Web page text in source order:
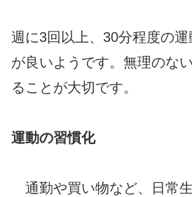
週に3回以上、30分程度の
が良いようです。無理のな
ることが大切です。
運動の習慣化
通勤や買い物など、日常